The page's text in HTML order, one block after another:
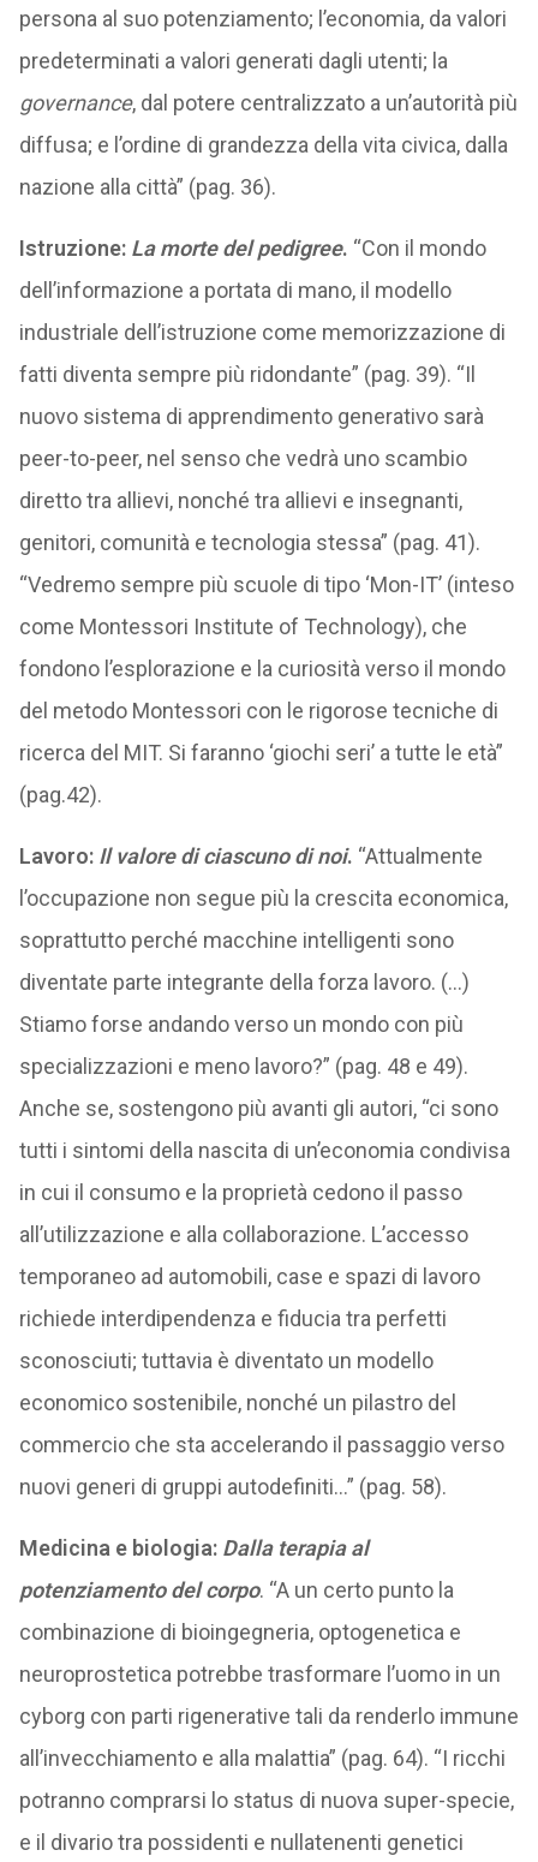
persona al suo potenziamento; l’economia, da valori
predeterminati a valori generati dagli utenti; la
governance, dal potere centralizzato a un’autorità più
diffusa; e l’ordine di grandezza della vita civica, dalla
nazione alla città” (pag. 36).
Istruzione: La morte del pedigree. “Con il mondo
dell’informazione a portata di mano, il modello
industriale dell’istruzione come memorizzazione di
fatti diventa sempre più ridondante” (pag. 39). “Il
nuovo sistema di apprendimento generativo sarà
peer-to-peer, nel senso che vedrà uno scambio
diretto tra allievi, nonché tra allievi e insegnanti,
genitori, comunità e tecnologia stessa” (pag. 41).
“Vedremo sempre più scuole di tipo ‘Mon-IT’ (inteso
come Montessori Institute of Technology), che
fondono l’esplorazione e la curiosità verso il mondo
del metodo Montessori con le rigorose tecniche di
ricerca del MIT. Si faranno ‘giochi seri’ a tutte le età”
(pag.42).
Lavoro: Il valore di ciascuno di noi. “Attualmente
l’occupazione non segue più la crescita economica,
soprattutto perché macchine intelligenti sono
diventate parte integrante della forza lavoro. (…)
Stiamo forse andando verso un mondo con più
specializzazioni e meno lavoro?” (pag. 48 e 49).
Anche se, sostengono più avanti gli autori, “ci sono
tutti i sintomi della nascita di un’economia condivisa
in cui il consumo e la proprietà cedono il passo
all’utilizzazione e alla collaborazione. L’accesso
temporaneo ad automobili, case e spazi di lavoro
richiede interdipendenza e fiducia tra perfetti
sconosciuti; tuttavia è diventato un modello
economico sostenibile, nonché un pilastro del
commercio che sta accelerando il passaggio verso
nuovi generi di gruppi autodefiniti…” (pag. 58).
Medicina e biologia: Dalla terapia al
potenziamento del corpo. “A un certo punto la
combinazione di bioingegneria, optogenetica e
neuroprostetica potrebbe trasformare l’uomo in un
cyborg con parti rigenerative tali da renderlo immune
all’invecchiamento e alla malattia” (pag. 64). “I ricchi
potranno comprarsi lo status di nuova super-specie,
e il divario tra possidenti e nullatenenti genetici